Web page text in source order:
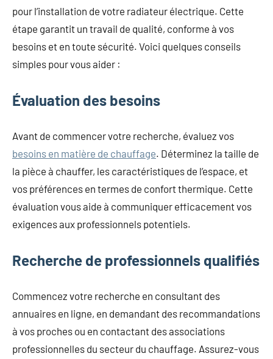
pour l’installation de votre radiateur électrique. Cette
étape garantit un travail de qualité, conforme à vos
besoins et en toute sécurité. Voici quelques conseils
simples pour vous aider :
Évaluation des besoins
Avant de commencer votre recherche, évaluez vos
besoins en matière de chauffage. Déterminez la taille de
la pièce à chauffer, les caractéristiques de l’espace, et
vos préférences en termes de confort thermique. Cette
évaluation vous aide à communiquer efficacement vos
exigences aux professionnels potentiels.
Recherche de professionnels qualifiés
Commencez votre recherche en consultant des
annuaires en ligne, en demandant des recommandations
à vos proches ou en contactant des associations
professionnelles du secteur du chauffage. Assurez-vous